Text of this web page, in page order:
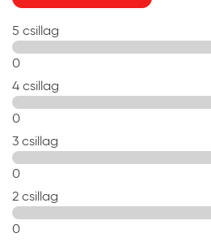
5 csillag
0
4 csillag
0
3 csillag
0
2 csillag
0